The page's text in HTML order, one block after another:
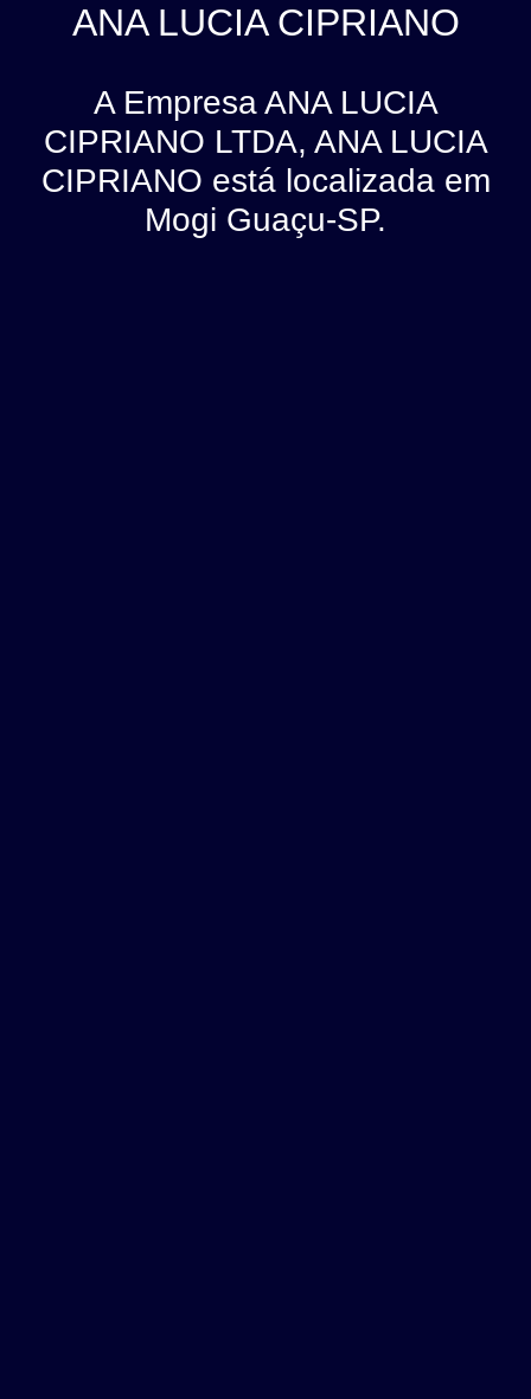
ANA LUCIA CIPRIANO
A Empresa ANA LUCIA
CIPRIANO LTDA, ANA LUCIA
CIPRIANO está localizada em
Mogi Guaçu-SP.